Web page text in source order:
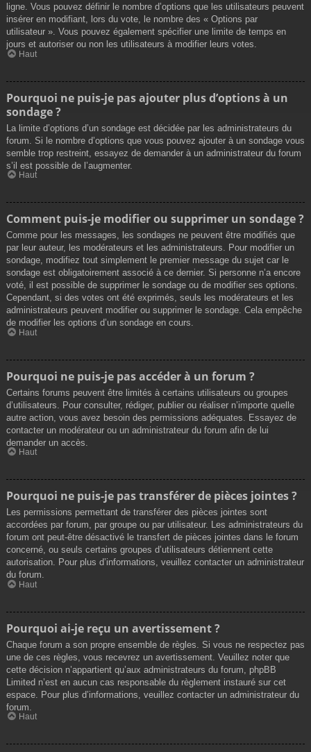
ligne. Vous pouvez définir le nombre d’options que les utilisateurs peuvent
insérer en modifiant, lors du vote, le nombre des « Options par
utilisateur ». Vous pouvez également spécifier une limite de temps en
jours et autoriser ou non les utilisateurs à modifier leurs votes.
Haut
Pourquoi ne puis-je pas ajouter plus d’options à un
sondage ?
La limite d’options d’un sondage est décidée par les administrateurs du
forum. Si le nombre d’options que vous pouvez ajouter à un sondage vous
semble trop restreint, essayez de demander à un administrateur du forum
s’il est possible de l’augmenter.
Haut
Comment puis-je modifier ou supprimer un sondage ?
Comme pour les messages, les sondages ne peuvent être modifiés que
par leur auteur, les modérateurs et les administrateurs. Pour modifier un
sondage, modifiez tout simplement le premier message du sujet car le
sondage est obligatoirement associé à ce dernier. Si personne n’a encore
voté, il est possible de supprimer le sondage ou de modifier ses options.
Cependant, si des votes ont été exprimés, seuls les modérateurs et les
administrateurs peuvent modifier ou supprimer le sondage. Cela empêche
de modifier les options d’un sondage en cours.
Haut
Pourquoi ne puis-je pas accéder à un forum ?
Certains forums peuvent être limités à certains utilisateurs ou groupes
d’utilisateurs. Pour consulter, rédiger, publier ou réaliser n’importe quelle
autre action, vous avez besoin des permissions adéquates. Essayez de
contacter un modérateur ou un administrateur du forum afin de lui
demander un accès.
Haut
Pourquoi ne puis-je pas transférer de pièces jointes ?
Les permissions permettant de transférer des pièces jointes sont
accordées par forum, par groupe ou par utilisateur. Les administrateurs du
forum ont peut-être désactivé le transfert de pièces jointes dans le forum
concerné, ou seuls certains groupes d’utilisateurs détiennent cette
autorisation. Pour plus d’informations, veuillez contacter un administrateur
du forum.
Haut
Pourquoi ai-je reçu un avertissement ?
Chaque forum a son propre ensemble de règles. Si vous ne respectez pas
une de ces règles, vous recevrez un avertissement. Veuillez noter que
cette décision n’appartient qu’aux administrateurs du forum, phpBB
Limited n’est en aucun cas responsable du règlement instauré sur cet
espace. Pour plus d’informations, veuillez contacter un administrateur du
forum.
Haut